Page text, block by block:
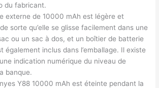
du fabricant.
externe de 10000 mAh est légère et
sorte qu’elle se glisse facilement dans une
ou un sac à dos, et un boîtier de batterie
également inclus dans l’emballage. Il existe
indication numérique du niveau de
banque.
Y88 10000 mAh est éteinte pendant la